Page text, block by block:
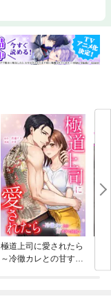
極道上司に愛されたら
～冷徹カレとの甘すぎ
ます